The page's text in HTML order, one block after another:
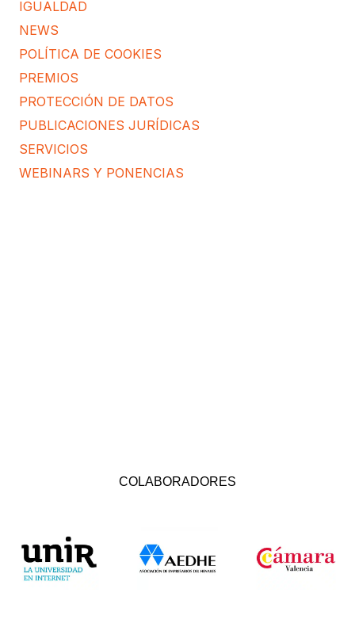
IGUALDAD
NEWS
POLÍTICA DE COOKIES
PREMIOS
PROTECCIÓN DE DATOS
PUBLICACIONES JURÍDICAS
SERVICIOS
WEBINARS Y PONENCIAS
COLABORADORES